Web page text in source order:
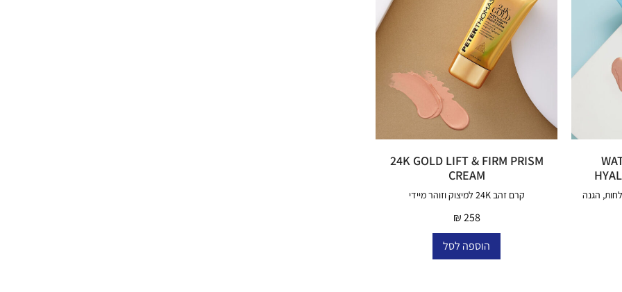
הגנה
24K GOLD LIFT & FIRM PRISM
CREAM
₪258
קרם זהב 24K למיצוק וזוהר מיידי
הוספה לסל